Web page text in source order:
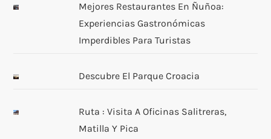
Mejores Restaurantes En Ñuñoa:
Experiencias Gastronómicas
Imperdibles Para Turistas
Descubre El Parque Croacia
Ruta : Visita A Oficinas Salitreras,
Matilla Y Pica